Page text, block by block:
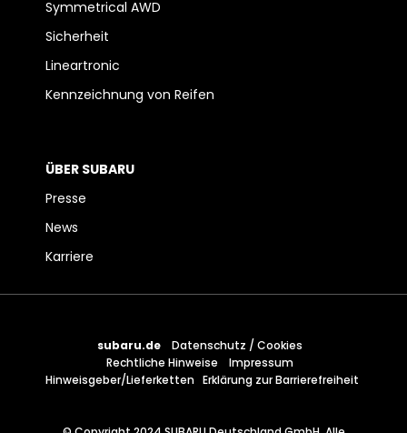
Symmetrical AWD
Sicherheit
Lineartronic
Kennzeichnung von Reifen
ÜBER SUBARU
Presse
News
Karriere
subaru.de
Datenschutz / Cookies
Rechtliche Hinweise
Impressum
Hinweisgeber/Lieferketten Erklärung zur Barrierefreiheit